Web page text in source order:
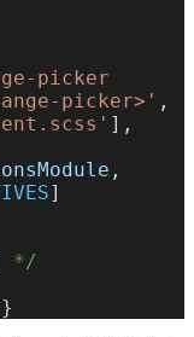
picker
picker>' ,
],
]
*/